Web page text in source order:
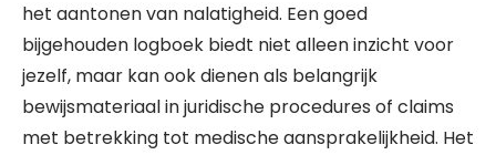
het aantonen van nalatigheid. Een goed
bijgehouden logboek biedt niet alleen inzicht voor
jezelf, maar kan ook dienen als belangrijk
bewijsmateriaal in juridische procedures of claims
met betrekking tot medische aansprakelijkheid. Het